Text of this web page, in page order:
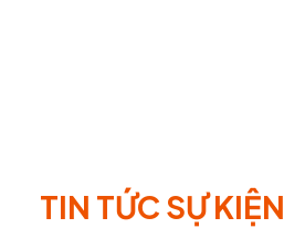
TIN TỨC SỰ KIỆN